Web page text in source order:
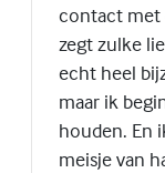
contact met
zegt zulke
echt heel
maar ik
houden. En
meisje van